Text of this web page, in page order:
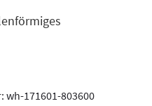
wh-171601-803600